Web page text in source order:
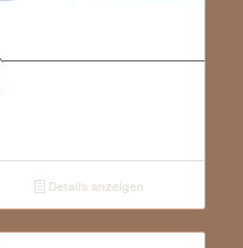
Details anzeigen